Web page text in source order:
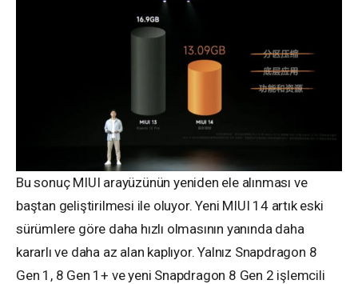
Bu sonuç MIUI arayüzünün yeniden ele alınması ve
baştan geliştirilmesi ile oluyor. Yeni MIUI 14 artık eski
sürümlere göre daha hızlı olmasının yanında daha
kararlı ve daha az alan kaplıyor. Yalnız Snapdragon 8
Gen 1, 8 Gen 1+ ve yeni Snapdragon 8 Gen 2 işlemcili